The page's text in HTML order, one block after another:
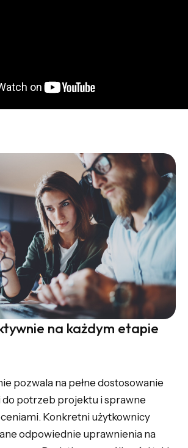
na każdym etapie
pozwala na pełne dostosowanie
potrzeb projektu i sprawne
Konkretni użytkownicy
odpowiednie uprawnienia na